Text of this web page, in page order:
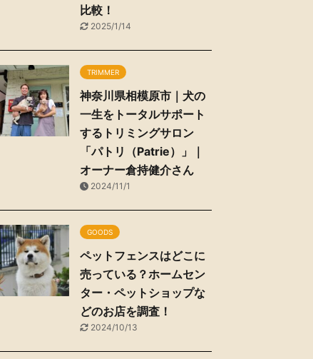
比較！
2025/1/14
TRIMMER
神奈川県相模原市｜犬の
一生をトータルサポート
するトリミングサロン
「パトリ（Patrie）」｜
オーナー倉持健介さん
2024/11/1
GOODS
ペットフェンスはどこに
売っている？ホームセン
ター・ペットショップな
どのお店を調査！
2024/10/13